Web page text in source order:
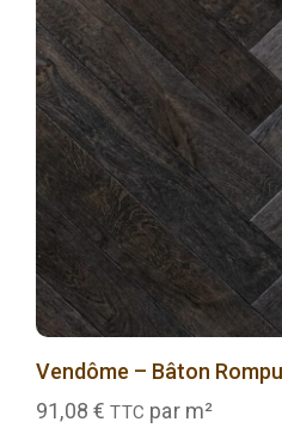
Vendôme – Bâton
91,08€ TTC par m²